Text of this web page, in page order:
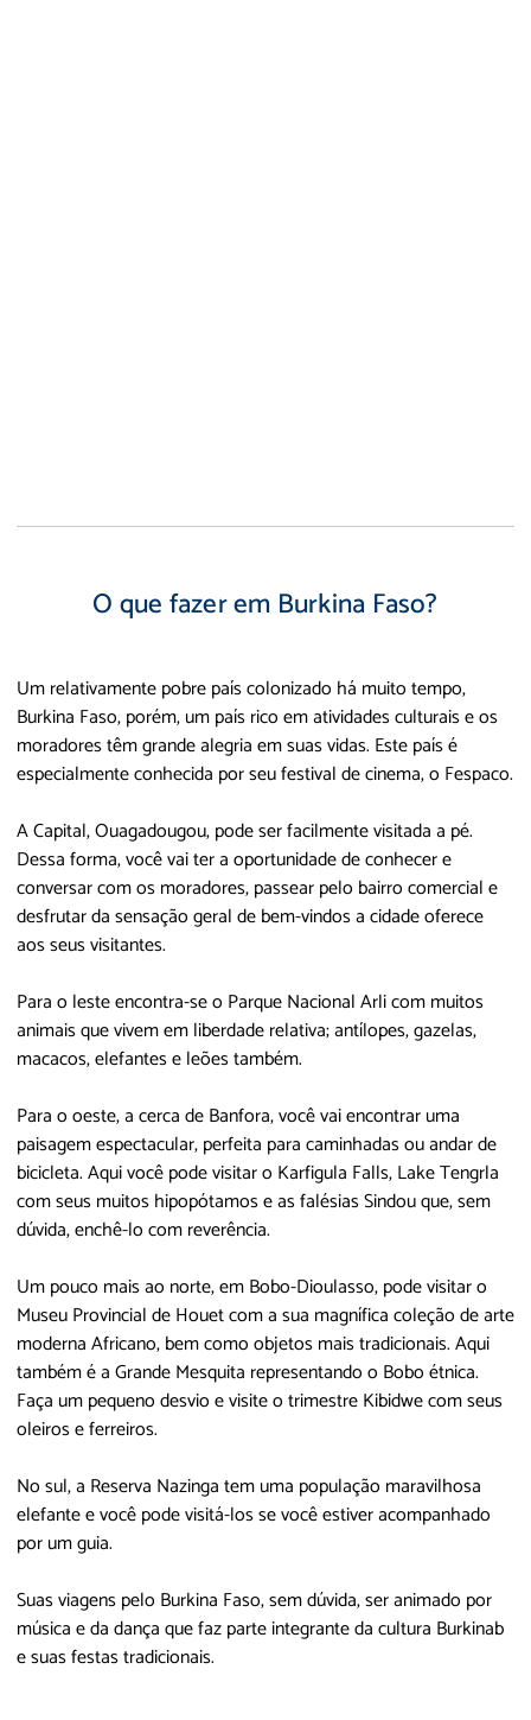
O que fazer em Burkina Faso?
Um relativamente pobre país colonizado há muito tempo,
Burkina Faso, porém, um país rico em atividades culturais e os
moradores têm grande alegria em suas vidas. Este país é
especialmente conhecida por seu festival de cinema, o Fespaco.
A Capital, Ouagadougou, pode ser facilmente visitada a pé.
Dessa forma, você vai ter a oportunidade de conhecer e
conversar com os moradores, passear pelo bairro comercial e
desfrutar da sensação geral de bem-vindos a cidade oferece
aos seus visitantes.
Para o leste encontra-se o Parque Nacional Arli com muitos
animais que vivem em liberdade relativa; antílopes, gazelas,
macacos, elefantes e leões também.
Para o oeste, a cerca de Banfora, você vai encontrar uma
paisagem espectacular, perfeita para caminhadas ou andar de
bicicleta. Aqui você pode visitar o Karfigula Falls, Lake Tengrla
com seus muitos hipopótamos e as falésias Sindou que, sem
dúvida, enchê-lo com reverência.
Um pouco mais ao norte, em Bobo-Dioulasso, pode visitar o
Museu Provincial de Houet com a sua magnífica coleção de arte
moderna Africano, bem como objetos mais tradicionais. Aqui
também é a Grande Mesquita representando o Bobo étnica.
Faça um pequeno desvio e visite o trimestre Kibidwe com seus
oleiros e ferreiros.
No sul, a Reserva Nazinga tem uma população maravilhosa
elefante e você pode visitá-los se você estiver acompanhado
por um guia.
Suas viagens pelo Burkina Faso, sem dúvida, ser animado por
música e da dança que faz parte integrante da cultura Burkinab
e suas festas tradicionais.